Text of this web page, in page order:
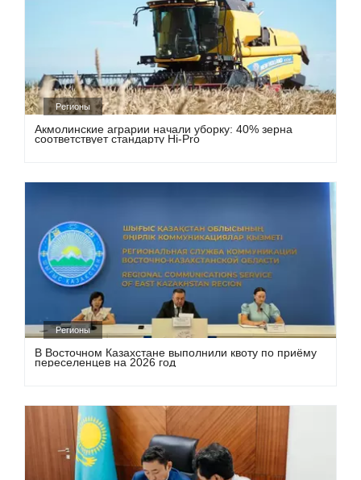
Регионы
Акмолинские аграрии начали уборку: 40% зерна
соответствует стандарту Hi-Pro
Регионы
В Восточном Казахстане выполнили квоту по приёму
переселенцев на 2026 год